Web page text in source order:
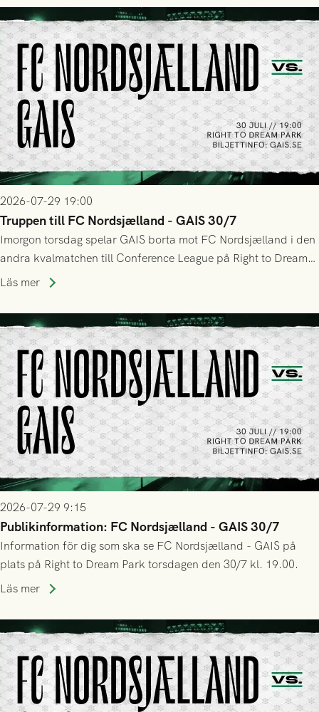
tennissiffror och det grönsvarta europaäventyret tog slut.
2026-07-29 19:00
Truppen till FC Nordsjælland - GAIS 30/7
Imorgon torsdag spelar GAIS borta mot FC Nordsjælland i den
andra kvalmatchen till Conference League på Right to Dream
Park! Fredrik Holmberg och ledarstaben har tagit ut följande
Läs mer
2026-07-29 9:15
Publikinformation: FC Nordsjælland - GAIS 30/7
Information för dig som ska se FC Nordsjælland - GAIS på
plats på Right to Dream Park torsdagen den 30/7 kl. 19.00.
Läs mer